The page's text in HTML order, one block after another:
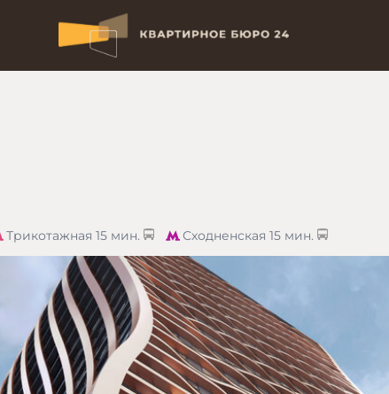
Трикотажная 15 мин. Сходненская 15 мин.